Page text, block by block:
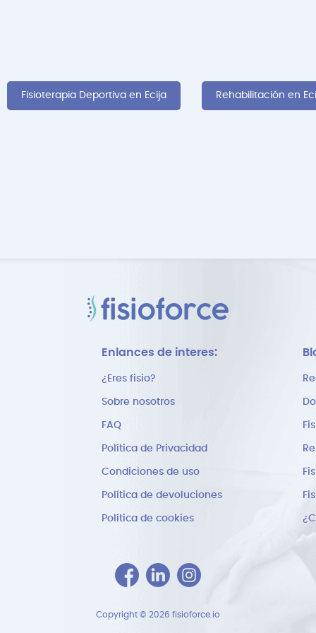
Fisioterapia Deportiva en Ecija Rehabilitación en
Enlances de interes:
¿Eres fisio?
Sobre nosotros
FAQ
Política de Privacidad
Condiciones de uso
Política de devoluciones
Política de cookies
Copyright © 2026 fisioforce.io